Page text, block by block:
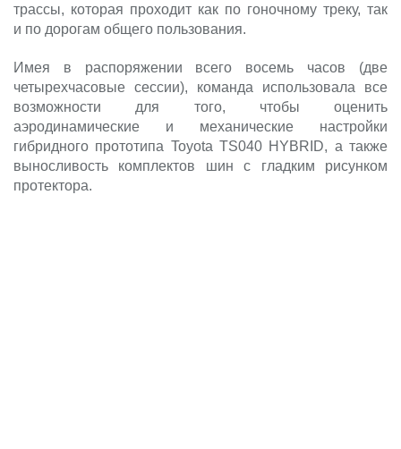
трассы, которая проходит как по гоночному треку, так
и по дорогам общего пользования.
Имея в распоряжении всего восемь часов (две
четырехчасовые сессии), команда использовала все
возможности для того, чтобы оценить
аэродинамические и механические настройки
гибридного прототипа Toyota TS040 HYBRID, а также
выносливость комплектов шин с гладким рисунком
протектора.